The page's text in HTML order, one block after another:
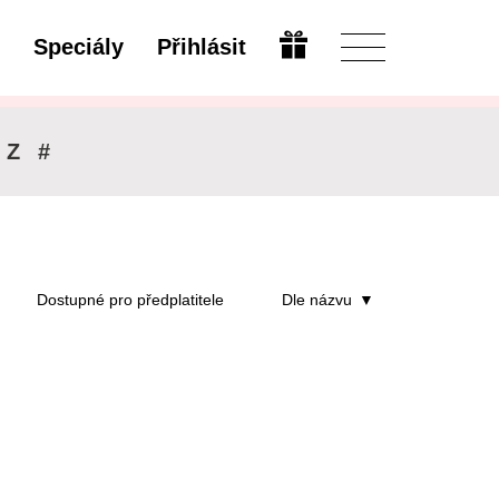
Speciály Přihlásit Upravit
Z #
Dostupné pro předplatitele Dle názvu